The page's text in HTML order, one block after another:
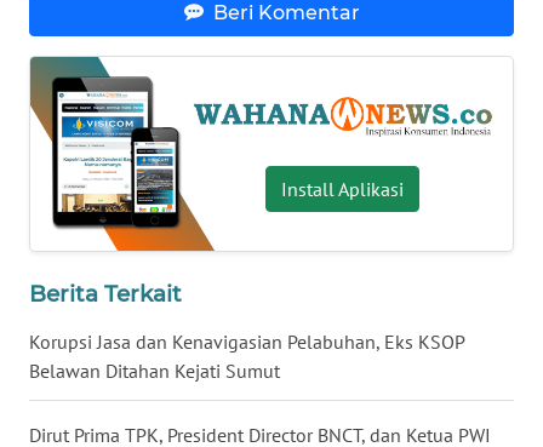
Beri Komentar
Install Aplikasi
Berita Terkait
Korupsi Jasa dan Kenavigasian Pelabuhan, Eks KSOP
Belawan Ditahan Kejati Sumut
Dirut Prima TPK, President Director BNCT, dan Ketua PWI
SUMBAR
WN
SUMSEL
WN
BENGKULU
WN